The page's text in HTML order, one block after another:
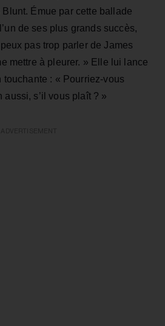
Émue par cette ballade
de ses plus grands succès,
pas trop parler de James
mettre à pleurer. » Elle lui lance
: « Pourriez-vous
aussi, s’il vous plaît ? »